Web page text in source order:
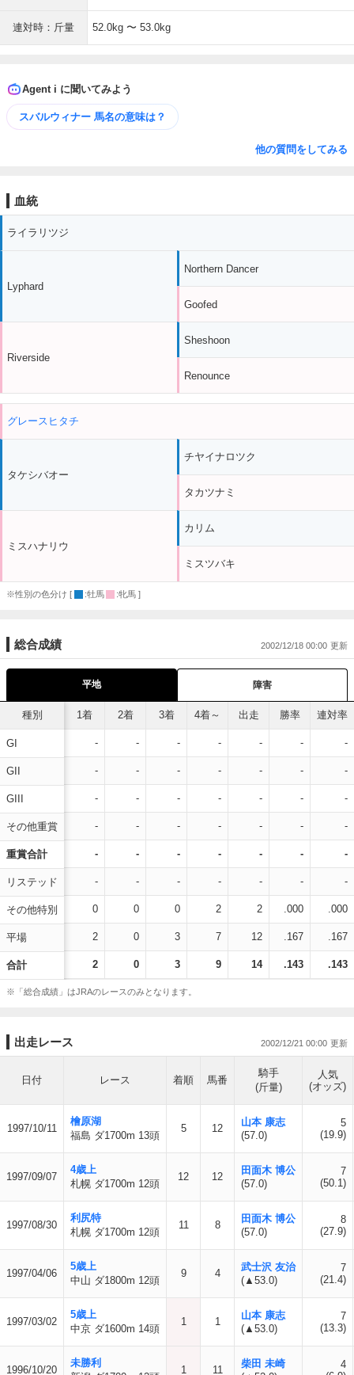
連対時：斤量 52.0kg 〜 53.0kg
Agent i に聞いてみよう
スバルウィナー 馬名の意味は？
他の質問をしてみる
血統
ライラリツジ
Lyphard
Riverside
Northern Dancer
Goofed
Sheshoon
Renounce
グレースヒタチ
タケシバオー
ミスハナリウ
チヤイナロツク
タカツナミ
カリム
ミスツバキ
※性別の色分け [ :牡馬 :牝馬 ]
総合成績 2002/12/18 00:00
平地 障害
種別
GI
GII
GIII
その他重賞
重賞合計
リステッド
その他特別
平場
合計
1着 2着 3着 4着～ 出走 勝率 連対率
- - - - - - -
- - - - - - -
- - - - - - -
- - - - - - -
- - - - - - -
- - - - - - -
0 0 0 2 2 .000 .000
2 0 3 7 12 .167 .167
2 0 3 9 14 .143 .143
※「総合成績」はJRAのレースのみとなります。
出走レース 2002/12/21 00:00
日付 レース 着順 馬番
騎手
(斤量)
人気
(オッズ)
1997/10/11
檜原湖
福島 ダ1700m 13頭
5 12
山本 康志
(57.0)
5
(19.9)
1997/09/07
4歳上
札幌 ダ1700m 12頭
12 12
田面木 博公
(57.0)
7
(50.1)
1997/08/30
利尻特
札幌 ダ1700m 12頭
11 8
田面木 博公
(57.0)
8
(27.9)
1997/04/06
5歳上
中山 ダ1800m 12頭
9 4
武士沢 友治
(▲53.0)
7
(21.4)
1997/03/02
5歳上
中京 ダ1600m 14頭
1 1
山本 康志
(▲53.0)
7
(13.3)
1996/10/20
未勝利
1 11
柴田 未崎
4